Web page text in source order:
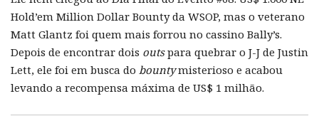
Hold’em Million Dollar Bounty da WSOP, mas o veterano
Matt Glantz foi quem mais forrou no cassino Bally’s.
Depois de encontrar dois outspara quebrar o J-J de Justin
Lett, ele foi em busca do bountymisterioso e acabou
levando a recompensa máxima de US$ 1 milhão.